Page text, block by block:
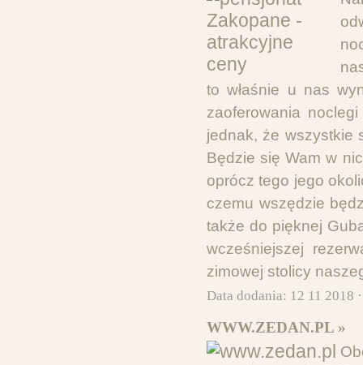
to właśnie u nas
zaoferowania
jednak, że wszystkie
Będzie się Wam w
oprócz tego jego
czemu wszędzie
także do pięknej
wcześniejszej
zimowej stolicy
Data dodania: 12 11 2018
WWW.ZEDAN.PL »